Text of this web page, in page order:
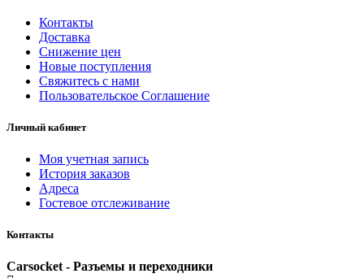
Контакты
Доставка
Снижение цен
Новые поступления
Свяжитесь с нами
Пользовательское Соглашение
Личный кабинет
Моя учетная запись
История заказов
Адреса
Гостевое отслеживание
Контакты
Carsocket - Разъемы и переходники